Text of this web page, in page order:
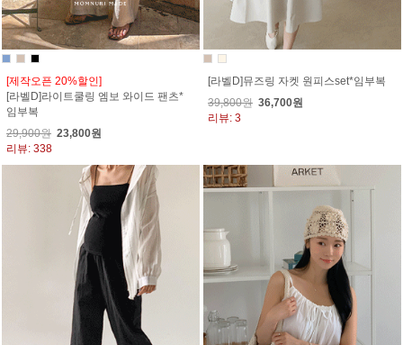
[제작오픈 20%할인]
[라벨D]라이트쿨링 엠보 와이드 팬츠*
임부복
29,900원 23,800원
리뷰: 338
[라벨D]뮤즈링 자켓 원피스set*임부복
39,800원 36,700원
리뷰: 3